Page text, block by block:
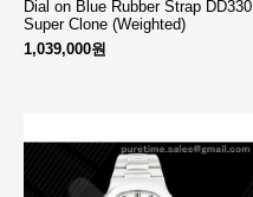
Dial on Blue Rubber Strap DD330
Super Clone (Weighted)
1,039,000원